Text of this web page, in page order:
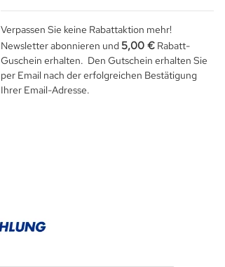
Verpassen Sie keine Rabattaktion mehr!
Newsletter abonnieren und 5,00 € Rabatt-
Guschein erhalten. Den Gutschein erhalten Sie
per Email nach der erfolgreichen Bestätigung
Ihrer Email-Adresse.